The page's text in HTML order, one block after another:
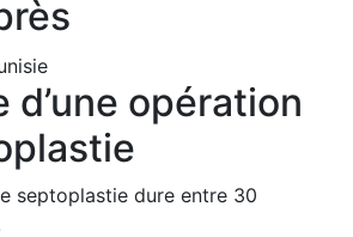
d’une opération
septoplastie dure entre 30